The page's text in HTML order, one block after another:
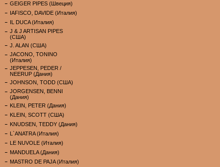
GEIGER PIPES (Швеция)
IAFISCO, DAVIDE (Италия)
IL DUCA (Италия)
J & J ARTISAN PIPES
(США)
J. ALAN (США)
JACONO, TONINO
(Италия)
JEPPESEN, PEDER /
NEERUP (Дания)
JOHNSON, TODD (США)
JORGENSEN, BENNI
(Дания)
KLEIN, PETER (Дания)
KLEIN, SCOTT (США)
KNUDSEN, TEDDY (Дания)
L`ANATRA (Италия)
LE NUVOLE (Италия)
MANDUELA (Дания)
MASTRO DE PAJA (Италия)